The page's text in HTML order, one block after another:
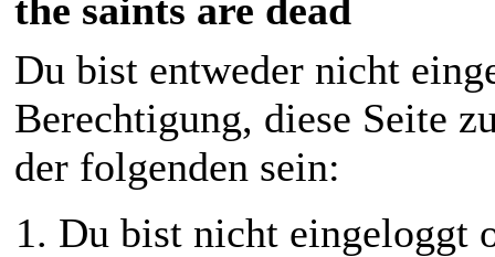
the saints are dead
Du bist entweder nicht
Berechtigung, diese Seite
der folgenden sein:
Du bist nicht eingeloggt